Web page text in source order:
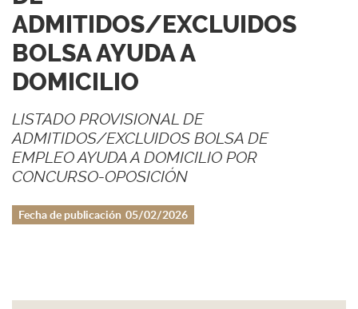
ADMITIDOS/EXCLUIDOS
BOLSA AYUDA A
DOMICILIO
LISTADO PROVISIONAL DE
ADMITIDOS/EXCLUIDOS BOLSA DE
EMPLEO AYUDA A DOMICILIO POR
CONCURSO-OPOSICIÓN
Fecha de publicación 05/02/2026